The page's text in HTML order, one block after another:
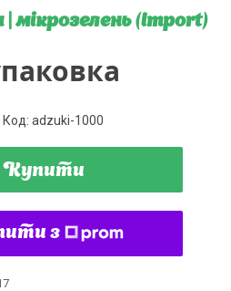
мікрозелень (import)
Код: adzuki-1000
Купити
з